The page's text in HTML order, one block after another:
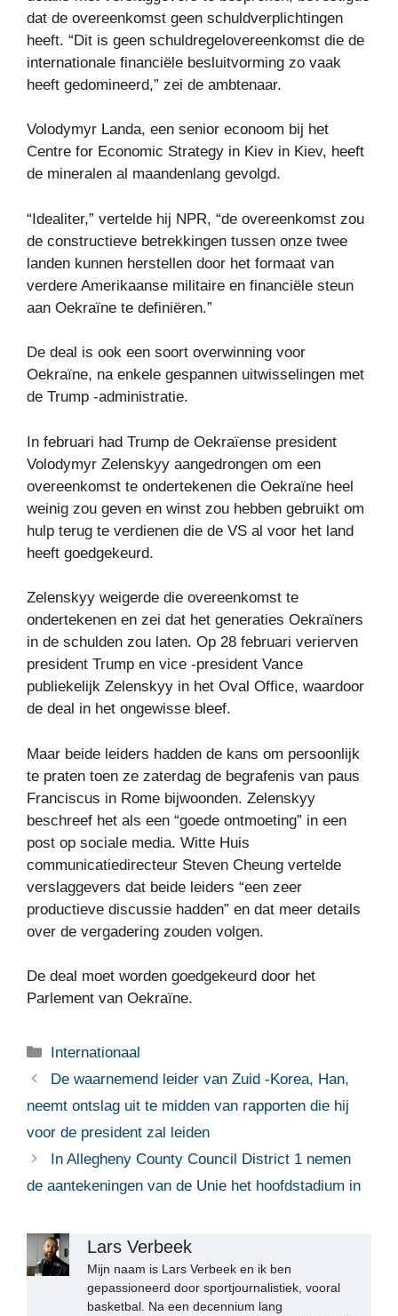
dat de overeenkomst geen schuldverplichtingen
heeft. “Dit is geen schuldregelovereenkomst die de
internationale financiële besluitvorming zo vaak
heeft gedomineerd,” zei de ambtenaar.
Volodymyr Landa, een senior econoom bij het
Centre for Economic Strategy in Kiev in Kiev, heeft
de mineralen al maandenlang gevolgd.
“Idealiter,” vertelde hij NPR, “de overeenkomst zou
de constructieve betrekkingen tussen onze twee
landen kunnen herstellen door het formaat van
verdere Amerikaanse militaire en financiële steun
aan Oekraïne te definiëren.”
De deal is ook een soort overwinning voor
Oekraïne, na enkele gespannen uitwisselingen met
de Trump -administratie.
In februari had Trump de Oekraïense president
Volodymyr Zelenskyy aangedrongen om een ​​
overeenkomst te ondertekenen die Oekraïne heel
weinig zou geven en winst zou hebben gebruikt om
hulp terug te verdienen die de VS al voor het land
heeft goedgekeurd.
Zelenskyy weigerde die overeenkomst te
ondertekenen en zei dat het generaties Oekraïners
in de schulden zou laten. Op 28 februari verierven
president Trump en vice -president Vance
publiekelijk Zelenskyy in het Oval Office, waardoor
de deal in het ongewisse bleef.
Maar beide leiders hadden de kans om persoonlijk
te praten toen ze zaterdag de begrafenis van paus
Franciscus in Rome bijwoonden. Zelenskyy
beschreef het als een “goede ontmoeting” in een
post op sociale media. Witte Huis
communicatiedirecteur Steven Cheung vertelde
verslaggevers dat beide leiders “een zeer
productieve discussie hadden” en dat meer details
over de vergadering zouden volgen.
De deal moet worden goedgekeurd door het
Parlement van Oekraïne.
Categorieën
Internationaal
De waarnemend leider van Zuid -Korea, Han,
neemt ontslag uit te midden van rapporten die hij
voor de president zal leiden
In Allegheny County Council District 1 nemen
de aantekeningen van de Unie het hoofdstadium in
Lars Verbeek
Mijn naam is Lars Verbeek en ik ben
gepassioneerd door sportjournalistiek, vooral
basketbal. Na een decennium lang